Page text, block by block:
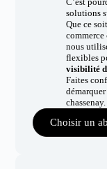
solutions
Que ce
nous
flexibles
visibilité
Faites
chassenay.
Choisir un